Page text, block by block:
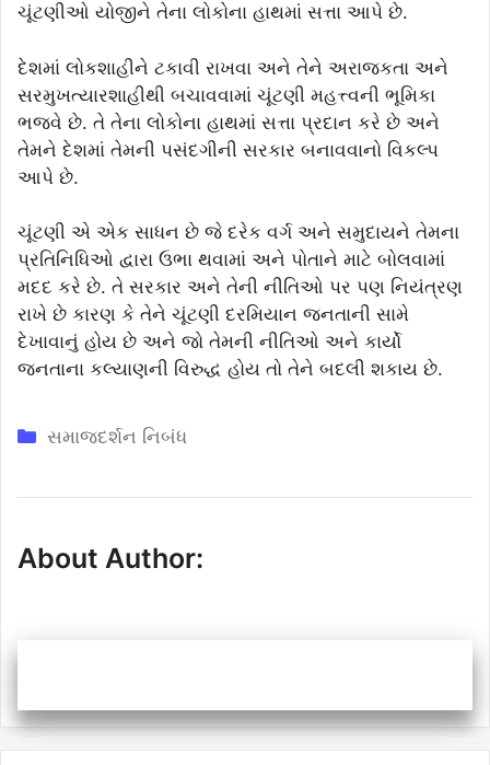
ચૂંટણીઓ યોજીને તેના લોકોના હાથમાં સત્તા આપે છે.
દેશમાં લોકશાહીને ટકાવી રાખવા અને તેને અરાજકતા અને
સરમુખત્યારશાહીથી બચાવવામાં ચૂંટણી મહત્ત્વની ભૂમિકા
ભજવે છે. તે તેના લોકોના હાથમાં સત્તા પ્રદાન કરે છે અને
તેમને દેશમાં તેમની પસંદગીની સરકાર બનાવવાનો વિકલ્પ
આપે છે.
ચૂંટણી એ એક સાધન છે જે દરેક વર્ગ અને સમુદાયને તેમના
પ્રતિનિધિઓ દ્વારા ઉભા થવામાં અને પોતાને માટે બોલવામાં
મદદ કરે છે. તે સરકાર અને તેની નીતિઓ પર પણ નિયંત્રણ
રાખે છે કારણ કે તેને ચૂંટણી દરમિયાન જનતાની સામે
દેખાવાનું હોય છે અને જો તેમની નીતિઓ અને કાર્યો
જનતાના કલ્યાણની વિરુદ્ધ હોય તો તેને બદલી શકાય છે.
Categories
સમાજદર્શન નિબંધ
About Author: